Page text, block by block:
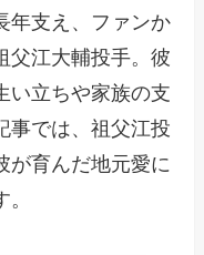
年支え、ファンか
父江大輔投手。彼
い立ちや家族の支
事では、祖父江投
が育んだ地元愛に